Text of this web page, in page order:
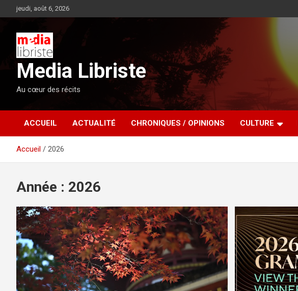
au
jeudi, août 6, 2026
Media Libriste
Au cœur des récits
ACCUEIL ACTUALITÉ CHRONIQUES / OPINIONS CULTURE
Accueil 2026
Année : 2026